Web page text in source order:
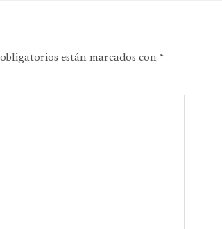
están marcados con *